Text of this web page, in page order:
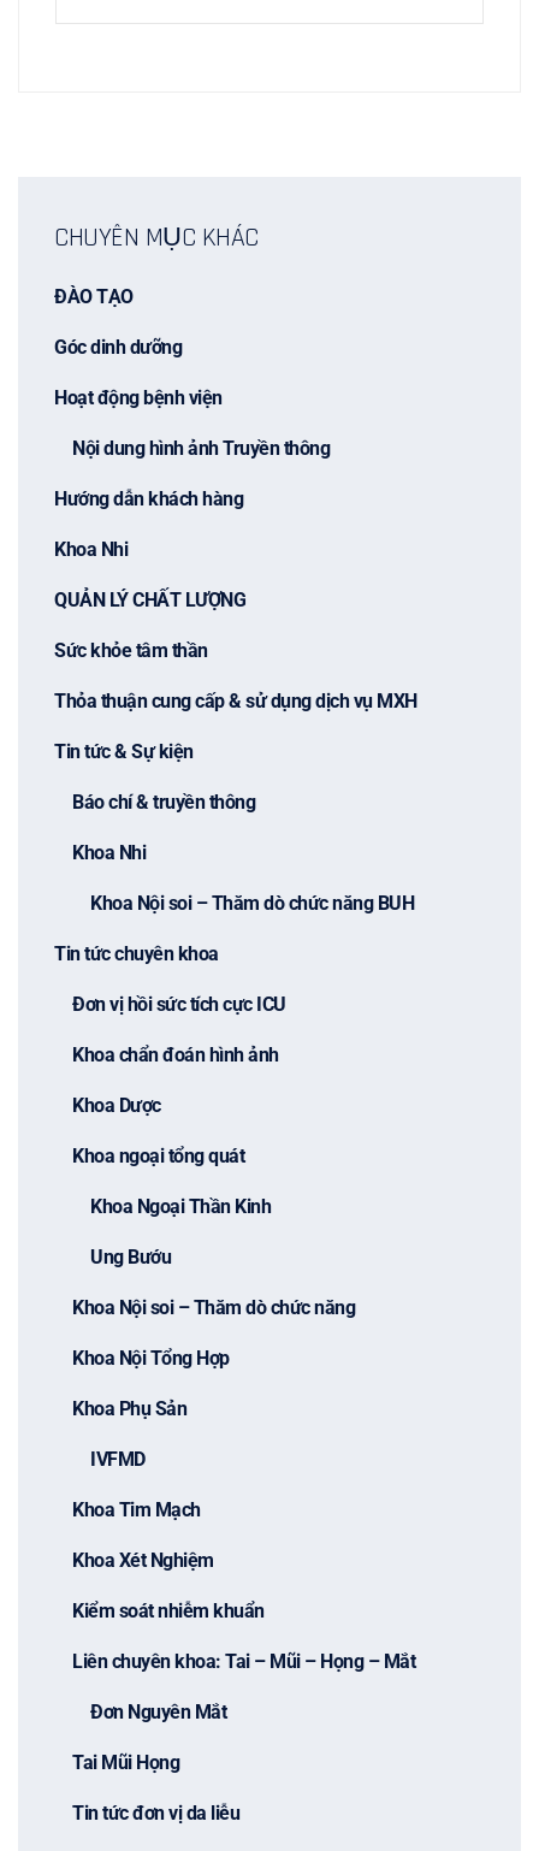
CHUYÊN MỤC KHÁC
ĐÀO TẠO
Góc dinh dưỡng
Hoạt động bệnh viện
Nội dung hình ảnh Truyền thông
Hướng dẫn khách hàng
Khoa Nhi
QUẢN LÝ CHẤT LƯỢNG
Sức khỏe tâm thần
Thỏa thuận cung cấp & sử dụng dịch vụ MXH
Tin tức & Sự kiện
Báo chí & truyền thông
Khoa Nhi
Khoa Nội soi – Thăm dò chức năng BUH
Tin tức chuyên khoa
Đơn vị hồi sức tích cực ICU
Khoa chẩn đoán hình ảnh
Khoa Dược
Khoa ngoại tổng quát
Khoa Ngoại Thần Kinh
Ung Bướu
Khoa Nội soi – Thăm dò chức năng
Khoa Nội Tổng Hợp
Khoa Phụ Sản
IVFMD
Khoa Tim Mạch
Khoa Xét Nghiệm
Kiểm soát nhiễm khuẩn
Liên chuyên khoa: Tai – Mũi – Họng – Mắt
Đơn Nguyên Mắt
Tai Mũi Họng
Tin tức đơn vị da liễu